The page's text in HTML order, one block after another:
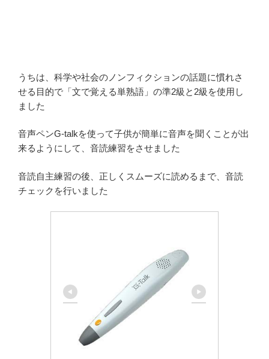
うちは、科学や社会のノンフィクションの話題に慣れさ
せる目的で「文で覚える単熟語」の準2級と2級を使用し
ました
音声ペンG-talkを使って子供が簡単に音声を聞くことが出
来るようにして、音読練習をさせました
音読自主練習の後、正しくスムーズに読めるまで、音読
チェックを行いました